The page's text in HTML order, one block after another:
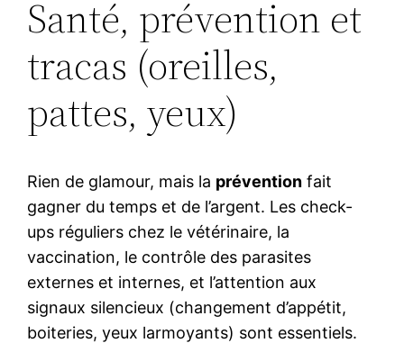
Santé, prévention et
tracas (oreilles,
pattes, yeux)
Rien de glamour, mais la prévention fait
gagner du temps et de l’argent. Les check-
ups réguliers chez le vétérinaire, la
vaccination, le contrôle des parasites
externes et internes, et l’attention aux
signaux silencieux (changement d’appétit,
boiteries, yeux larmoyants) sont essentiels.